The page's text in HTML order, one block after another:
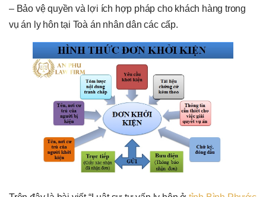
– Bảo vệ quyền và lợi ích hợp pháp cho khách hàng trong
vụ án ly hôn tại Toà án nhân dân các cấp.